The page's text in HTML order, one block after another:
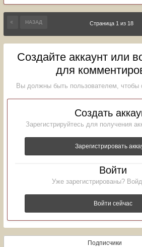
НАЗАД Страница 1 из 18
Создайте аккаунт или
для
Вы должны быть пользователем, чтобы
Создать
Зарегистрируйтесь для получения
Зарегистрировать
Войти
Уже зарегистрированы?
Войти сейчас
Подписчики